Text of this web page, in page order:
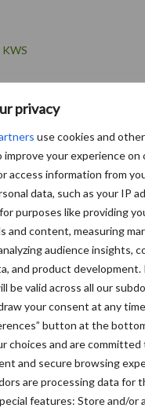
privacy
use cookies and
your experience on
access information from
data, such as your IP
purposes like providing
and content, measuring
audience insights,
and product
be valid across all our
your consent at any
button at the
choices and are committed
and secure browsing
are processing data for
features: Store and/or
nieuws
Tot 5 ton per wiel
beperken
"Hoge
schijven voor
Albourgh Tyres
nieuwe